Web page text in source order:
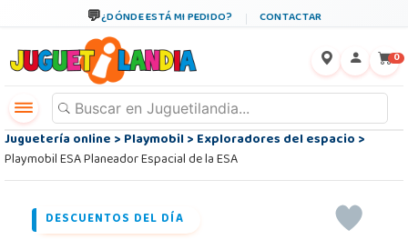
¿DÓNDE ESTÁ MI PEDIDO? CONTACTAR
0
Juguetería online>Playmobil>Exploradores del espacio>
Playmobil ESA Planeador Espacial de la ESA
DESCUENTOS DEL DÍA